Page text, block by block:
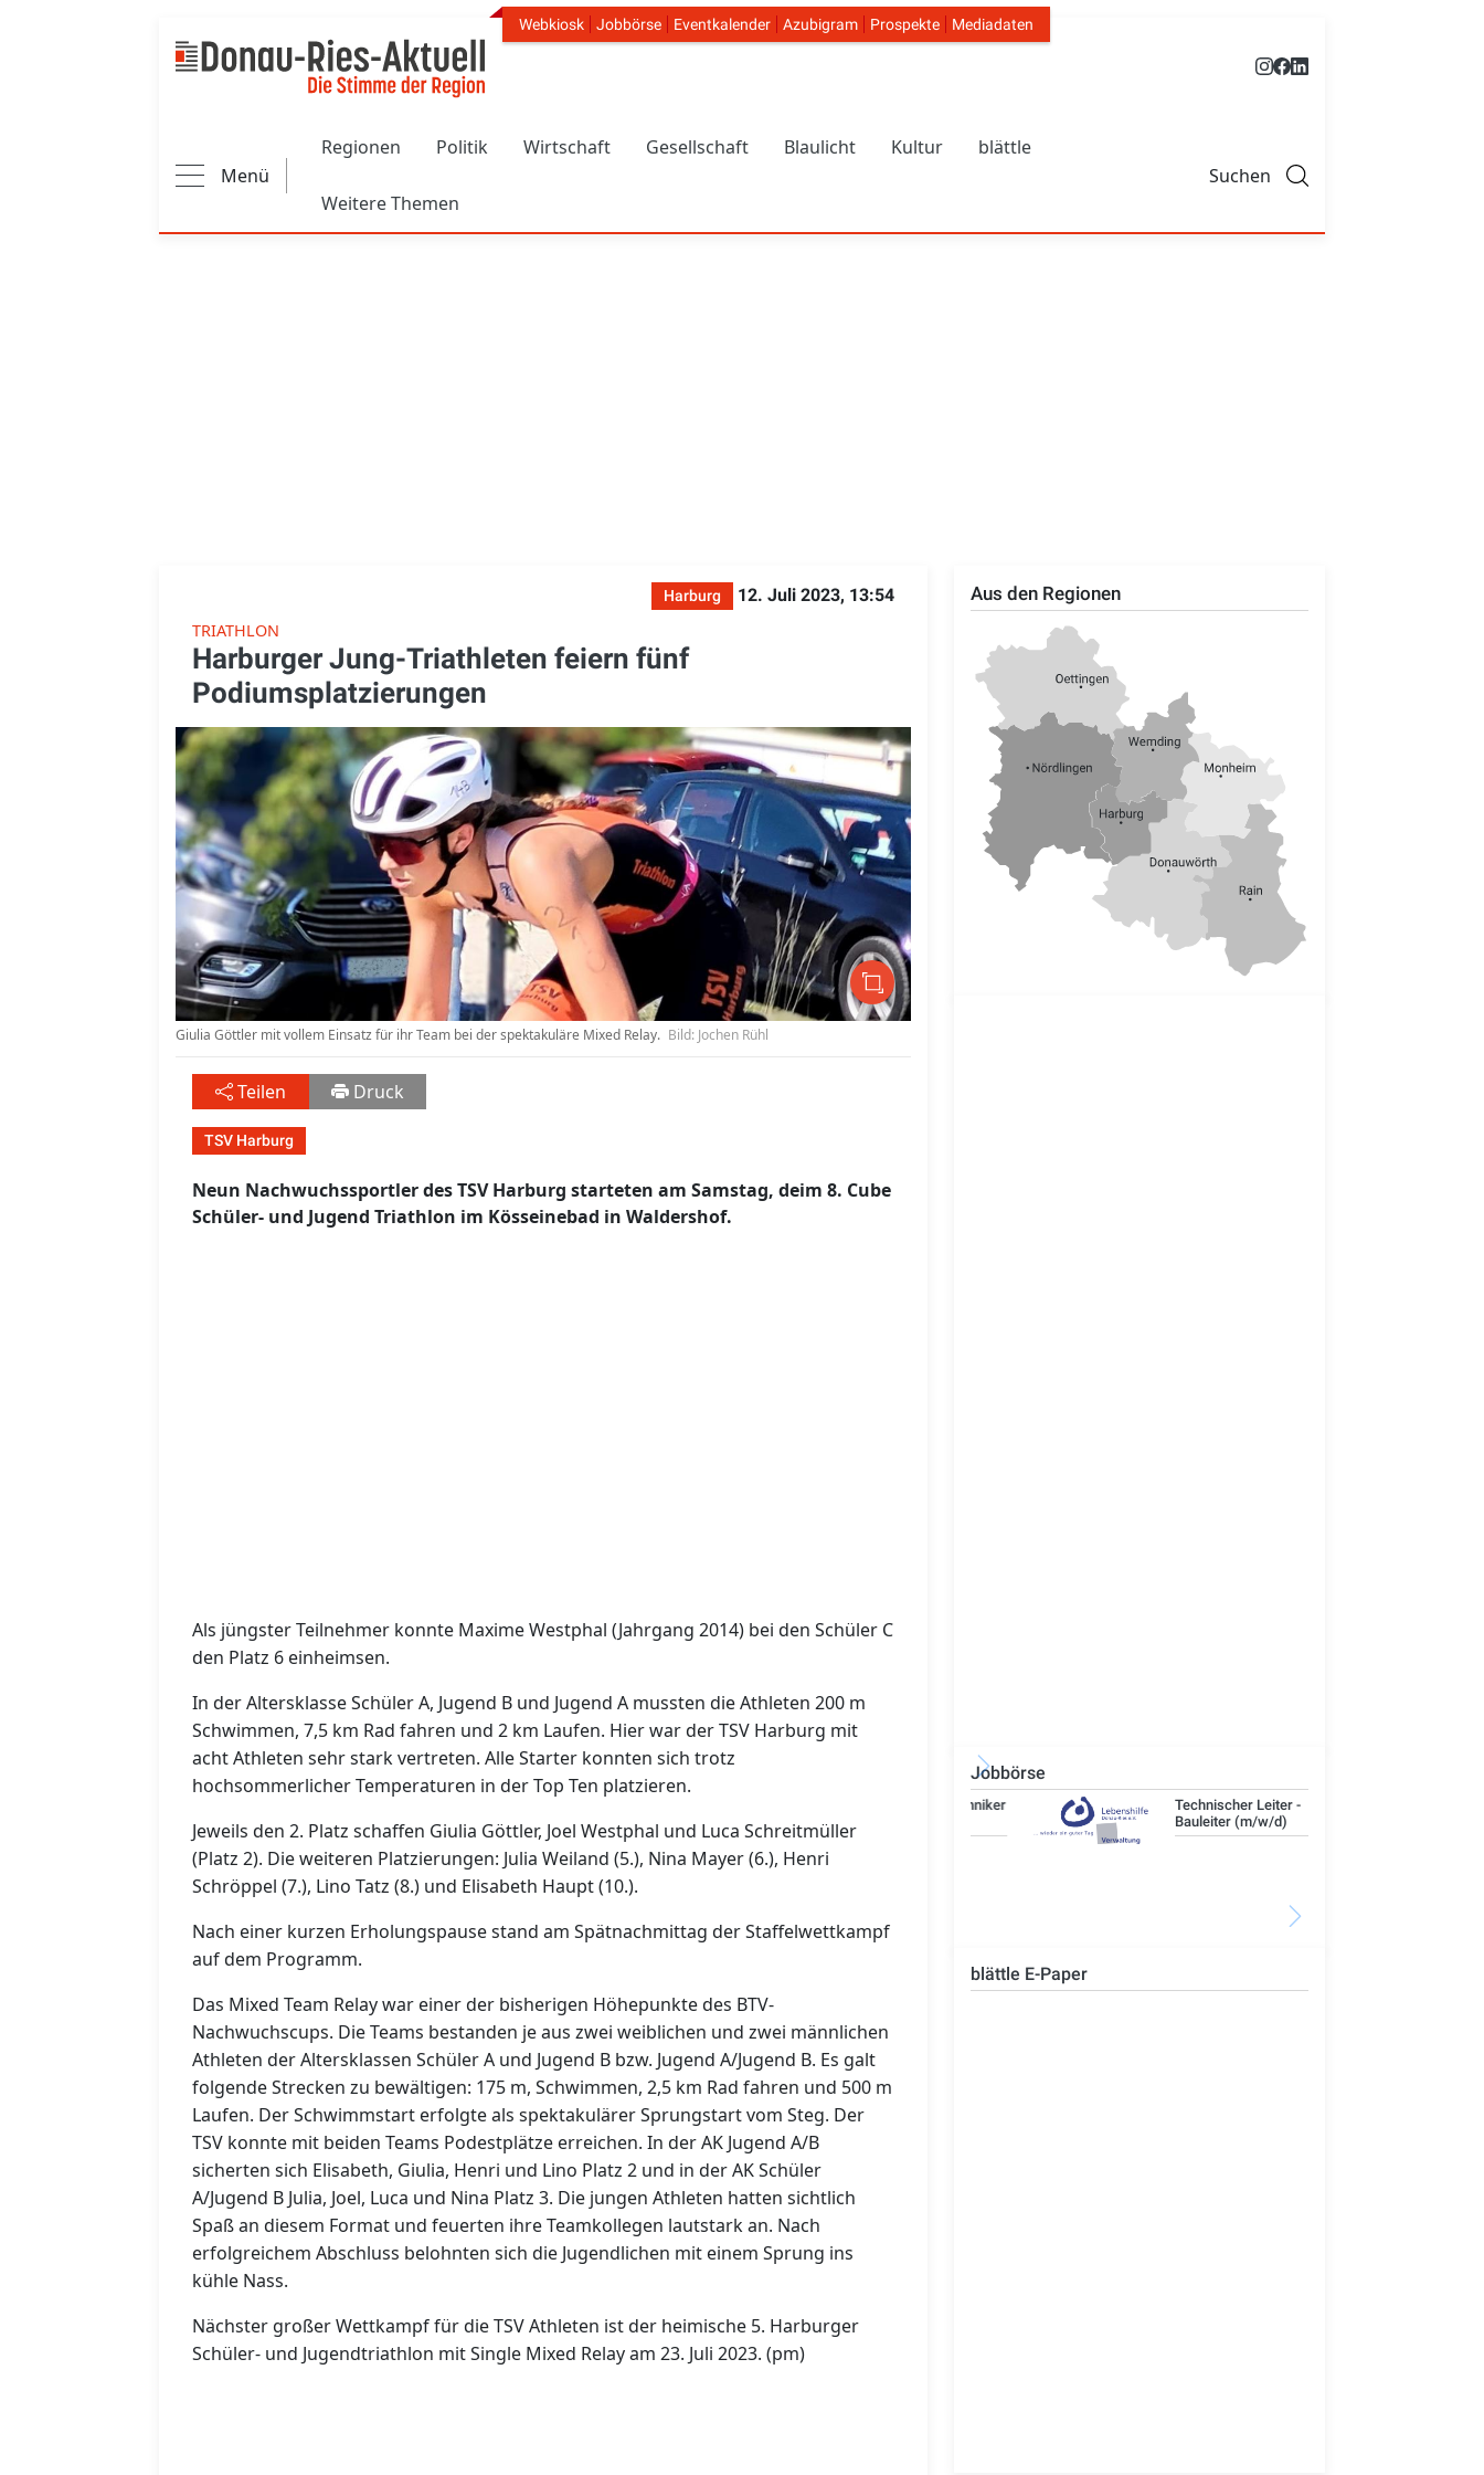
Header Navigation
Webkiosk Jobbörse Eventkalender Azubigram Prospekte Mediadaten
Menü
Regionen Politik Wirtschaft Gesellschaft Blaulicht Kultur blättle
Weitere Themen
Suchen
Harburg
12. Juli 2023, 13:54
TRIATHLON
Harburger Jung-Triathleten feiern fünf
Podiumsplatzierungen
Giulia Göttler mit vollem Einsatz für ihr Team bei der spektakuläre Mixed Relay. Bild: Jochen Rühl
Teilen Druck
TSV Harburg
Neun Nachwuchssportler des TSV Harburg starteten am Samstag, deim 8. Cube
Schüler- und Jugend Triathlon im Kösseinebad in Waldershof.
Als jüngster Teilnehmer konnte Maxime Westphal (Jahrgang 2014) bei den Schüler C
den Platz 6 einheimsen.
In der Altersklasse Schüler A, Jugend B und Jugend A mussten die Athleten 200 m
Schwimmen, 7,5 km Rad fahren und 2 km Laufen. Hier war der TSV Harburg mit
acht Athleten sehr stark vertreten. Alle Starter konnten sich trotz
hochsommerlicher Temperaturen in der Top Ten platzieren.
Jeweils den 2. Platz schaffen Giulia Göttler, Joel Westphal und Luca Schreitmüller
(Platz 2). Die weiteren Platzierungen: Julia Weiland (5.), Nina Mayer (6.), Henri
Schröppel (7.), Lino Tatz (8.) und Elisabeth Haupt (10.).
Nach einer kurzen Erholungspause stand am Spätnachmittag der Staffelwettkampf
auf dem Programm.
Das Mixed Team Relay war einer der bisherigen Höhepunkte des BTV-
Nachwuchscups. Die Teams bestanden je aus zwei weiblichen und zwei männlichen
Athleten der Altersklassen Schüler A und Jugend B bzw. Jugend A/Jugend B. Es galt
folgende Strecken zu bewältigen: 175 m, Schwimmen, 2,5 km Rad fahren und 500 m
Laufen. Der Schwimmstart erfolgte als spektakulärer Sprungstart vom Steg. Der
TSV konnte mit beiden Teams Podestplätze erreichen. In der AK Jugend A/B
sicherten sich Elisabeth, Giulia, Henri und Lino Platz 2 und in der AK Schüler
A/Jugend B Julia, Joel, Luca und Nina Platz 3. Die jungen Athleten hatten sichtlich
Spaß an diesem Format und feuerten ihre Teamkollegen lautstark an. Nach
erfolgreichem Abschluss belohnten sich die Jugendlichen mit einem Sprung ins
kühle Nass.
Nächster großer Wettkampf für die TSV Athleten ist der heimische 5. Harburger
Schüler- und Jugendtriathlon mit Single Mixed Relay am 23. Juli 2023. (pm)
Aus den Regionen
Jobbörse
(m/w/d)
Technischer Leiter -
Bauleiter (m/w/d)
blättle E-Paper